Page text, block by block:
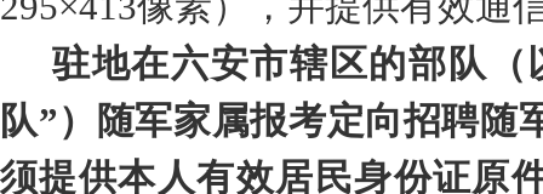
驻地在六安市辖区的部队
队”） 随军家属报考定向招聘随
须提供本人有效居民身份证原